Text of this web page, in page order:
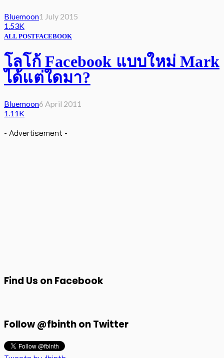
Bluemoon1 July 2015
1.53K
ALL POSTFACEBOOK
โลโก้ Facebook แบบใหม่ Mark
ได้แต่ใดมา?
Bluemoon6 April 2011
1.11K
- Advertisement -
Find Us on Facebook
Follow @fbinth on Twitter